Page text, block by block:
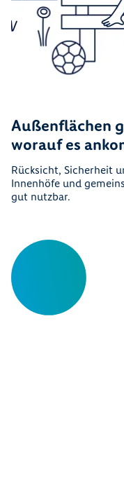
Außenflächen
worauf es
Rücksicht, Sicherheit
Innenhöfe und
gut nutzbar.